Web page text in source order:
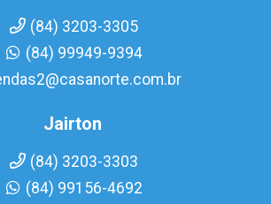
(84) 3203-3305
(84) 99949-9394
Jairton
(84) 3203-3303
(84) 99156-4692